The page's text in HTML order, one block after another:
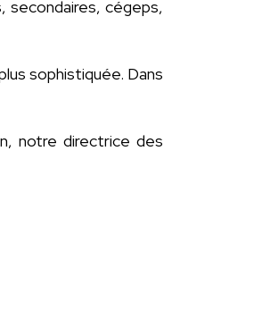
secondaires, cégeps,
sophistiquée. Dans
notre directrice des